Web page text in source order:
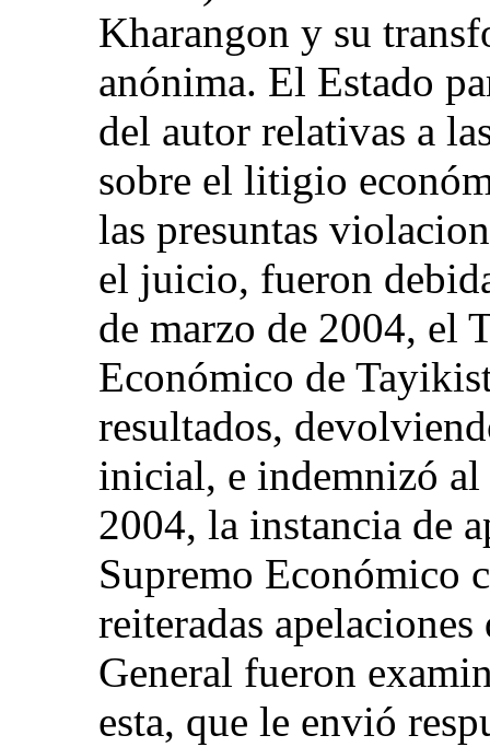
Kharangon y su
anónima. El Estado
del autor relativas a
sobre el litigio
las presuntas
el juicio, fueron
de marzo de 2004, el
Económico de
resultados,
inicial, e indemnizó
2004, la instancia de
Supremo Económico
reiteradas
General fueron
esta, que le envió